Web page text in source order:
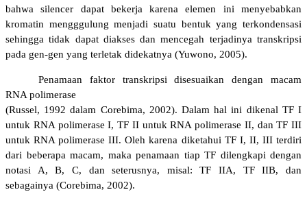
bahwa silencer dapat bekerja karena elemen ini menyebabkan
kromatin mengggulung menjadi suatu bentuk yang terkondensasi
sehingga tidak dapat diakses dan mencegah terjadinya transkripsi
pada gen-gen yang terletak didekatnya (Yuwono, 2005).
Penamaan faktor transkripsi disesuaikan dengan macam
RNA polimerase
(Russel, 1992 dalam Corebima, 2002). Dalam hal ini dikenal TF I
untuk RNA polimerase I, TF II untuk RNA polimerase II, dan TF III
untuk RNA polimerase III. Oleh karena diketahui TF I, II, III terdiri
dari beberapa macam, maka penamaan tiap TF dilengkapi dengan
notasi A, B, C, dan seterusnya, misal: TF IIA, TF IIB, dan
sebagainya (Corebima, 2002).